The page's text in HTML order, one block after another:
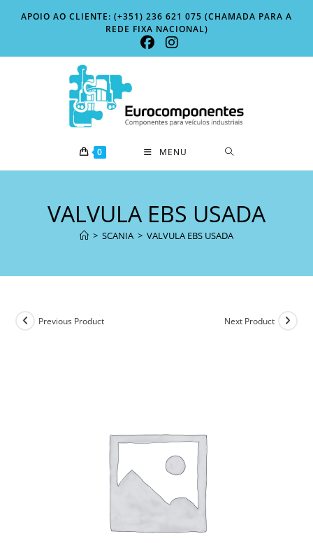
APOIO AO CLIENTE: (+351) 236 621 075 (CHAMADA PARA A
REDE FIXA NACIONAL)
0 MENU
VALVULA EBS USADA
> SCANIA > VALVULA EBS USADA
Previous Product Next Product